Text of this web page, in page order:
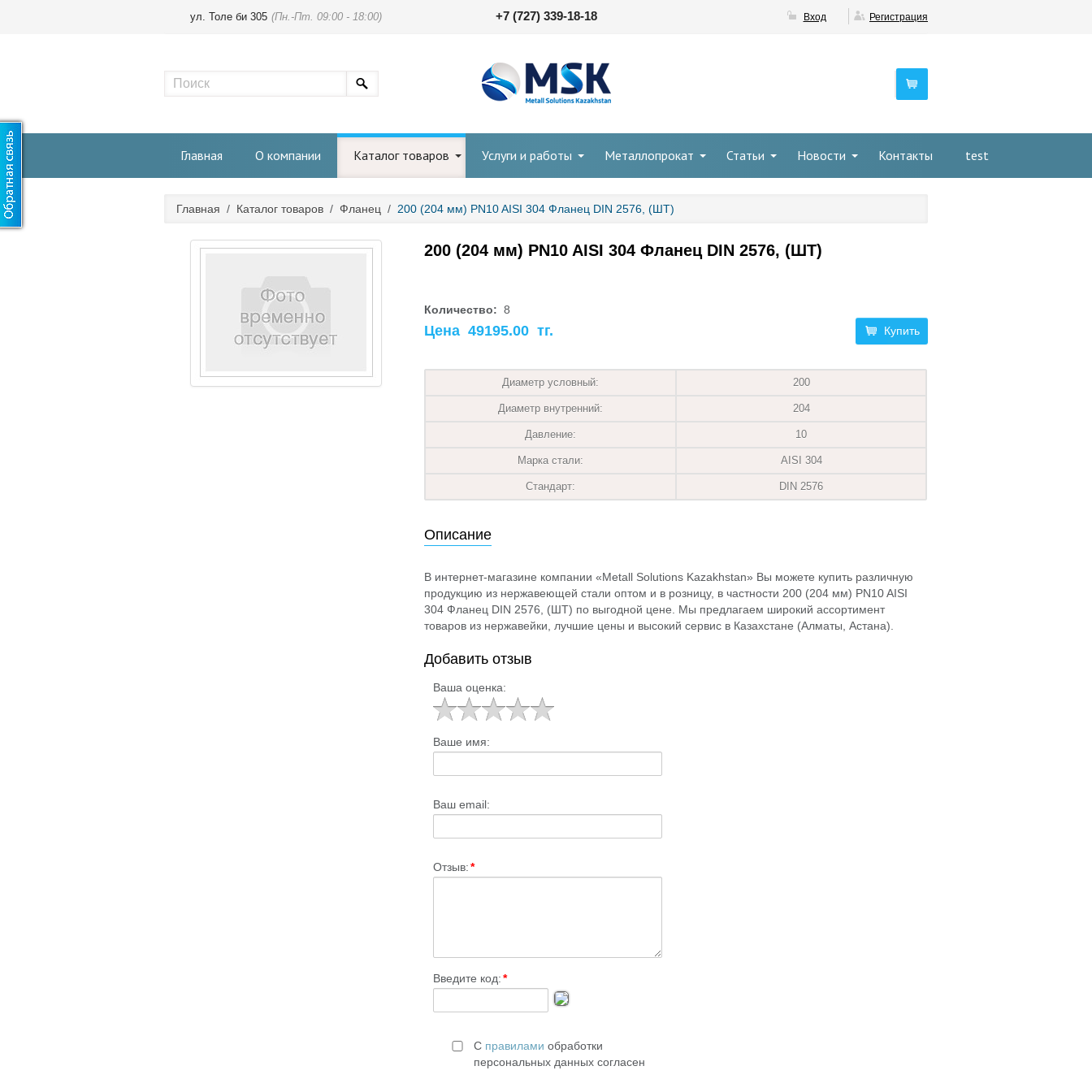
ул. Толе би 305 (Пн.-Пт. 09:00 - 18:00) +7 (727) 339-18-18 Вход Регистрация
Главная О компании Каталог товаров Услуги и работы Металлопрокат Статьи Новости Контакты test
Главная / Каталог товаров / Фланец / 200 (204 мм) PN10 AISI 304 Фланец DIN 2576, (ШТ)
200 (204 мм) PN10 AISI 304 Фланец DIN 2576, (ШТ)
Количество: 8
Купить
Цена 49195.00 тг.
Диаметр условный: 200
Диаметр внутренний: 204
Давление: 10
Марка стали: AISI 304
Стандарт: DIN 2576
Описание
В интернет-магазине компании «Metall Solutions Kazakhstan» Вы можете купить различную
продукцию из нержавеющей стали оптом и в розницу, в частности 200 (204 мм) PN10 AISI
304 Фланец DIN 2576, (ШТ) по выгодной цене. Мы предлагаем широкий ассортимент
товаров из нержавейки, лучшие цены и высокий сервис в Казахстане (Алматы, Астана).
Добавить отзыв
Ваша оценка:
Ваше имя:
Ваш email:
Отзыв:*
Введите код:*
С правилами обработки
персональных данных согласен